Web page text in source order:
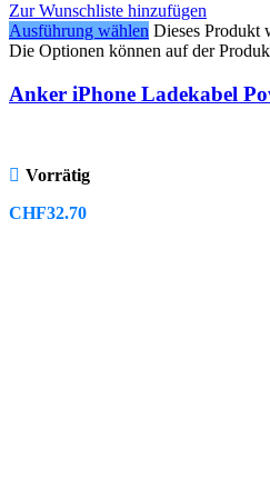
Zur Wunschliste hinzufügen
Ausführung wählen Dieses Produkt
Die Optionen können auf der
Anker iPhone Ladekabel
Vorrätig
CHF32.70